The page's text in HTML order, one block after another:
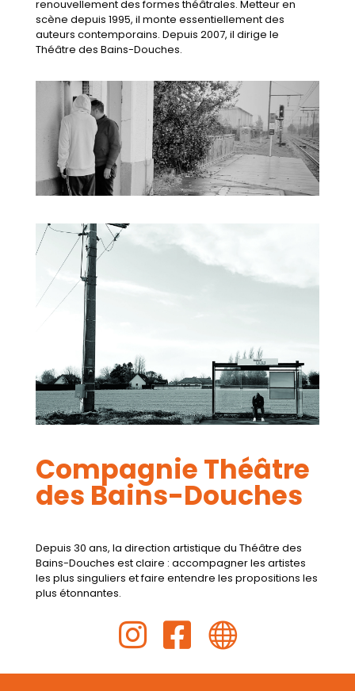
renouvellement des formes théâtrales. Metteur en
scène depuis 1995, il monte essentiellement des
auteurs contemporains. Depuis 2007, il dirige le
Théâtre des Bains-Douches.
Compagnie Théâtre
des Bains-Douches
Depuis 30 ans, la direction artistique du Théâtre des
Bains-Douches est claire : accompagner les artistes
les plus singuliers et faire entendre les propositions les
plus étonnantes.
  